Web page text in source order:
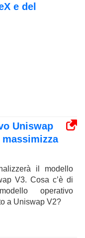
e del
Uniswap
il modello
V3. Cosa c’è di
operativo
a Uniswap V2?